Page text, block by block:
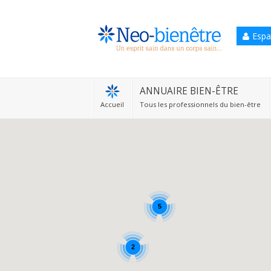
Accueil
ANNUAIRE BIEN-ÊTRE
Tous les professionnels du bien-être
5
2